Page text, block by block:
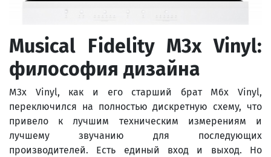
Musical Fidelity M3x Vinyl:
философия дизайна
M3x Vinyl, как и его старший брат M6x Vinyl,
переключился на полностью дискретную схему, что
привело к лучшим техническим измерениям и
лучшему звучанию для последующих
производителей. Есть единый вход и выход. Но